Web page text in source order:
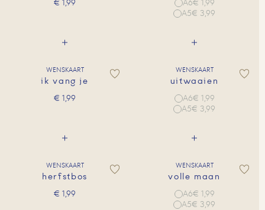
€ 1,99 A6€ 1,99
A5€ 3,99
WENSKAART
ik vang je
€ 1,99
WENSKAART
uitwaaien
A6€ 1,99
A5€ 3,99
WENSKAART
herfstbos
€ 1,99
WENSKAART
volle maan
A6€ 1,99
A5€ 3,99